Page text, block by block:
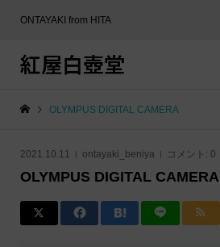
ONTAYAKI from HITA
紅屋白壺堂
OLYMPUS DIGITAL CAMERA
2021.10.11 ontayaki_beniya コメント: 0
OLYMPUS DIGITAL CAMERA